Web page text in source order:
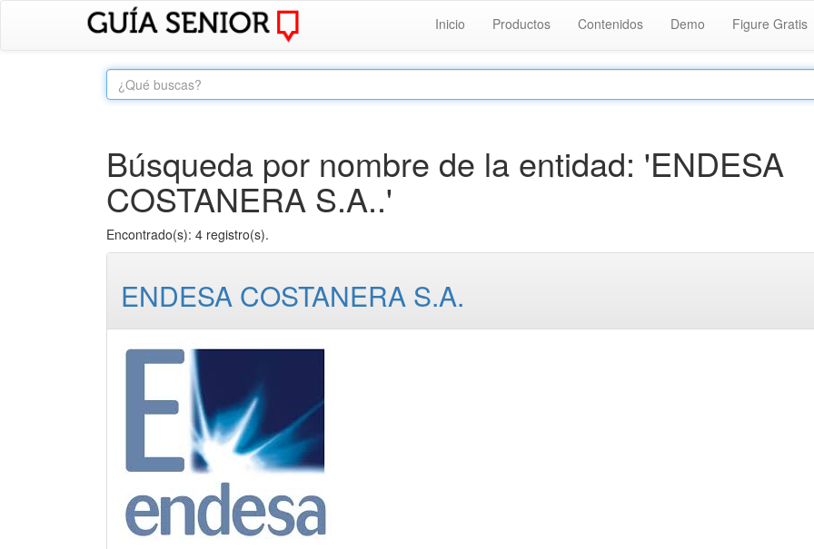
Inicio Productos Contenidos Demo Figure Gratis
Búsqueda por nombre de la entidad: 'ENDESA
COSTANERA S.A..'
Encontrado(s): 4 registro(s).
ENDESA COSTANERA S.A.